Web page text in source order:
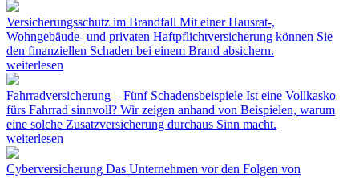
Versicherungsschutz im Brandfall Mit einer Hausrat-,
Wohngebäude- und privaten Haftpflichtversicherung können Sie
den finanziellen Schaden bei einem Brand absichern.
weiterlesen
Fahrradversicherung – Fünf Schadensbeispiele Ist eine Vollkasko
fürs Fahrrad sinnvoll? Wir zeigen anhand von Beispielen, warum
eine solche Zusatzversicherung durchaus Sinn macht.
weiterlesen
Cyberversicherung Das Unternehmen vor den Folgen von